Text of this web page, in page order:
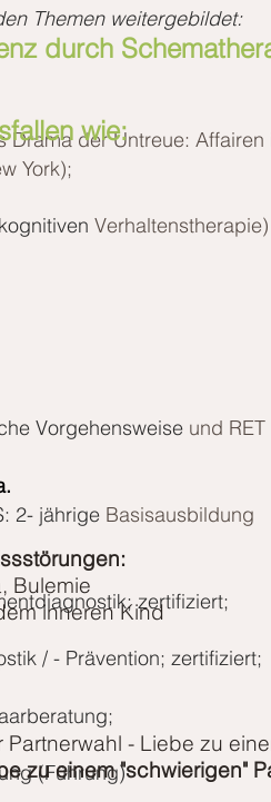
Themen weitergebildet:
Drama der Untreue: Affairen
York);
Vorgehensweise und
2- jährige Basisausbildung
zertifiziert;
/ - Prävention; zertifiziert;
(Führung)
durch
wie:
Bulemie
inneren Kind
- Liebe zu
zu einem "schwierigen"